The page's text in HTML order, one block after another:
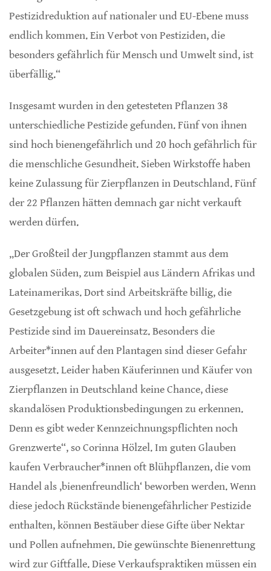
Pestizidreduktion auf nationaler und EU-Ebene muss
endlich kommen. Ein Verbot von Pestiziden, die
besonders gefährlich für Mensch und Umwelt sind, ist
überfällig.“
Insgesamt wurden in den getesteten Pflanzen 38
unterschiedliche Pestizide gefunden. Fünf von ihnen
sind hoch bienengefährlich und 20 hoch gefährlich für
die menschliche Gesundheit. Sieben Wirkstoffe haben
keine Zulassung für Zierpflanzen in Deutschland. Fünf
der 22 Pflanzen hätten demnach gar nicht verkauft
werden dürfen.
„Der Großteil der Jungpflanzen stammt aus dem
globalen Süden, zum Beispiel aus Ländern Afrikas und
Lateinamerikas. Dort sind Arbeitskräfte billig, die
Gesetzgebung ist oft schwach und hoch gefährliche
Pestizide sind im Dauereinsatz. Besonders die
Arbeiter*innen auf den Plantagen sind dieser Gefahr
ausgesetzt. Leider haben Käuferinnen und Käufer von
Zierpflanzen in Deutschland keine Chance, diese
skandalösen Produktionsbedingungen zu erkennen.
Denn es gibt weder Kennzeichnungspflichten noch
Grenzwerte“, so Corinna Hölzel. Im guten Glauben
kaufen Verbraucher*innen oft Blühpflanzen, die vom
Handel als ‚bienenfreundlich‘ beworben werden. Wenn
diese jedoch Rückstände bienengefährlicher Pestizide
enthalten, können Bestäuber diese Gifte über Nektar
und Pollen aufnehmen. Die gewünschte Bienenrettung
wird zur Giftfalle. Diese Verkaufspraktiken müssen ein